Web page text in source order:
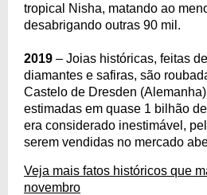
tropical Nisha, matando ao
desabrigando outras 90 mil.
2019 – Joias históricas, feitas
diamantes e safiras, são
Castelo de Dresden
estimadas em quase 1 bilhão
era considerado inestimável,
serem vendidas no mercado
Veja mais fatos históricos que
novembro